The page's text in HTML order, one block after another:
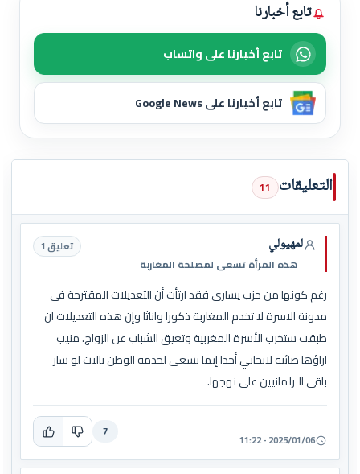
تابع أخبارنا
تابع أخبارنا على واتساب
تابع أخبارنا على Google News
التعليقات 11
لمهيولي
هذه المرأة تسعى لمصلحة المغاربة
تعليق 1
رغم كونها من حزب يساري فقد ارتأت أن التعديلات المقترحة في
مدونة الاسرة لا تخدم المغاربة ذكورا واناثا وإن هذه التعديلات ان
طبقت ستخرب الأسرة المغربية وتعيق الشباب عن الزواج. منيب
اراؤها صائبة لاتحابي أحدا إنما تسعى لخدمة الوطن ياليت لو سار
باقي البرلمانيين على نهجها.
2025/01/06 - 11:22
7